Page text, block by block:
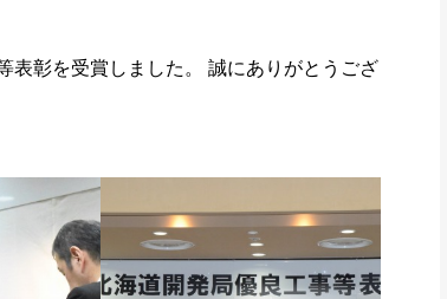
彰を受賞しました。 誠にありがとうござ